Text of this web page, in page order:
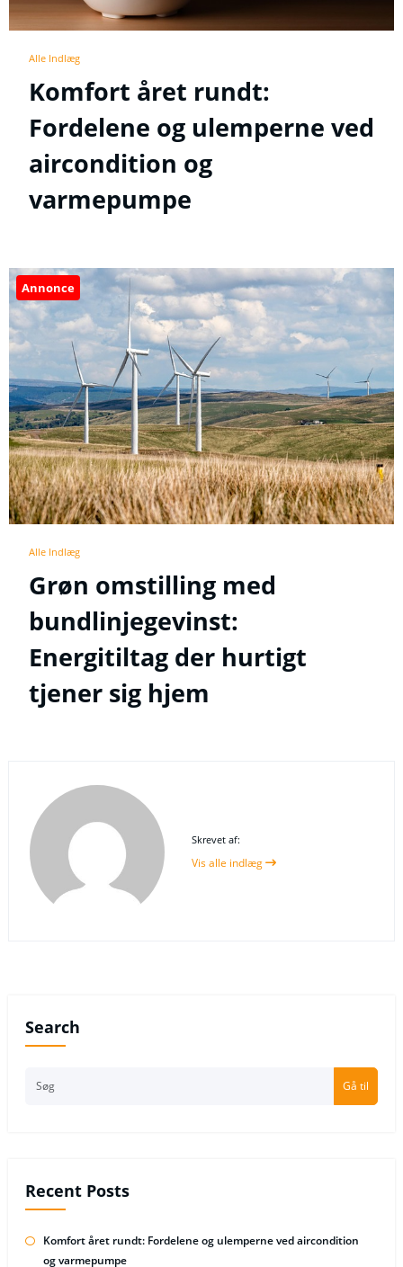
Alle Indlæg
Komfort året rundt:
Fordelene og ulemperne ved
aircondition og
varmepumpe
Annonce
Alle Indlæg
Grøn omstilling med
bundlinjegevinst:
Energitiltag der hurtigt
tjener sig hjem
Skrevet af:
Vis alle indlæg
Search
Gå til
Recent Posts
Komfort året rundt: Fordelene og ulemperne ved aircondition
og varmepumpe